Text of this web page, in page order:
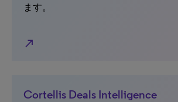
ます。
north_east
Cortellis Deals Intelligence